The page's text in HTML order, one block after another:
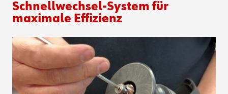
Schnellwechsel-System für
maximale Effizienz